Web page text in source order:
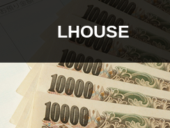
LHOUSE